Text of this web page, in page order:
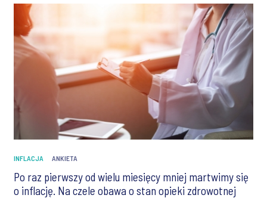
był lepszy w 1975 roku?
INFLACJA ANKIETA
Po raz pierwszy od wielu miesięcy mniej martwimy się
o inflację. Na czele obawa o stan opieki zdrowotnej